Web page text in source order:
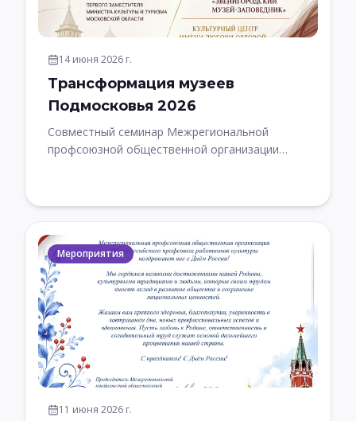
14 июня 2026 г.
Трансформация музеев
Подмосковья 2026
Совместный семинар Межрегиональной
профсоюзной общественной организации
Мероприятия
11 июня 2026 г.